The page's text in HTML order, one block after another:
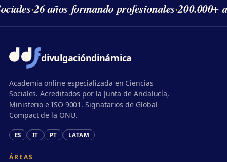
·26 años formando profesionales·200.000+
divulgacióndinámica
Academia online especializada en Ciencias
Sociales. Acreditados por la Junta de Andalucía,
Ministerio e ISO 9001. Signatarios de Global
Compact de la ONU.
ES IT PT LATAM
ÁREAS